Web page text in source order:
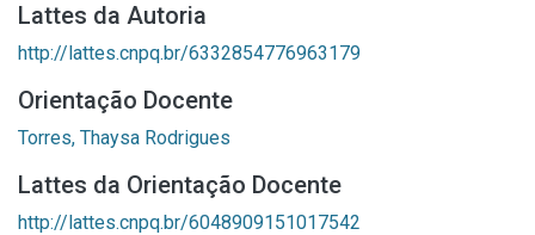
Lattes da Autoria
http://lattes.cnpq.br/6332854776963179
Orientação Docente
Torres, Thaysa Rodrigues
Lattes da Orientação Docente
http://lattes.cnpq.br/6048909151017542